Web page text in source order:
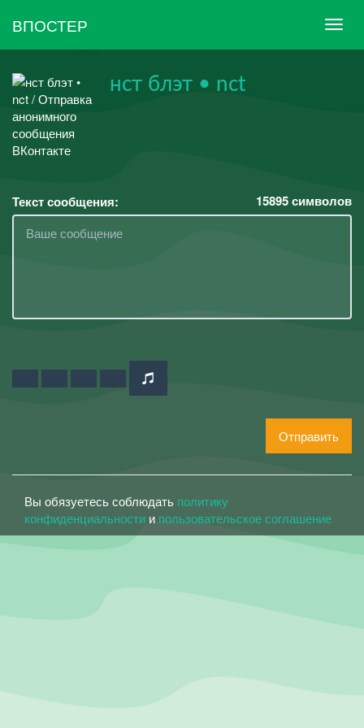
ВПОСТЕР
нст блэт • nct
Текст сообщения: 15895символов
Отправить
Вы обязуетесь соблюдать политику
конфиденциальности и пользовательское соглашение